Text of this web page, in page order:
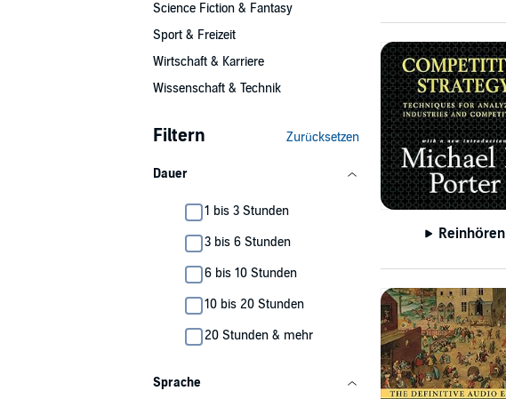
Science Fiction & Fantasy
Sport & Freizeit
Wirtschaft & Karriere
Wissenschaft & Technik
Filtern Zurücksetzen
Dauer
1 bis 3 Stunden
3 bis 6 Stunden
6 bis 10 Stunden
10 bis 20 Stunden
20 Stunden & mehr
Sprache
Reinhören